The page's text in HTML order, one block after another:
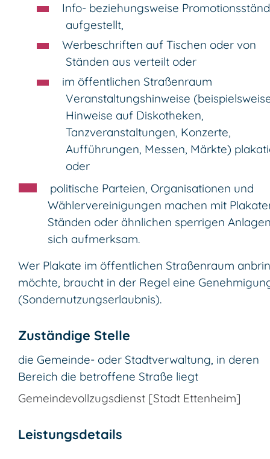
Info- beziehungsweise
aufgestellt,
Werbeschriften auf Tischen oder von
Ständen aus verteilt oder
im öffentlichen Straßenraum
Veranstaltungshinweise
Hinweise auf Diskotheken,
Tanzveranstaltungen, Konzerte,
Aufführungen, Messen, Märkte)
oder
politische Parteien, Organisationen und
Wählervereinigungen machen mit
Ständen oder ähnlichen sperrigen
sich aufmerksam.
Wer Plakate im öffentlichen Straßenraum
möchte, braucht in der Regel eine
(Sondernutzungserlaubnis).
Zuständige Stelle
die Gemeinde- oder Stadtverwaltung, in deren
Bereich die betroffene Straße liegt
Gemeindevollzugsdienst [Stadt Ettenheim]
Leistungsdetails